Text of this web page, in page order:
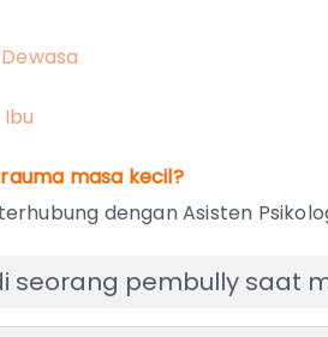
masa kecil?
dengan Asisten
pembully saat